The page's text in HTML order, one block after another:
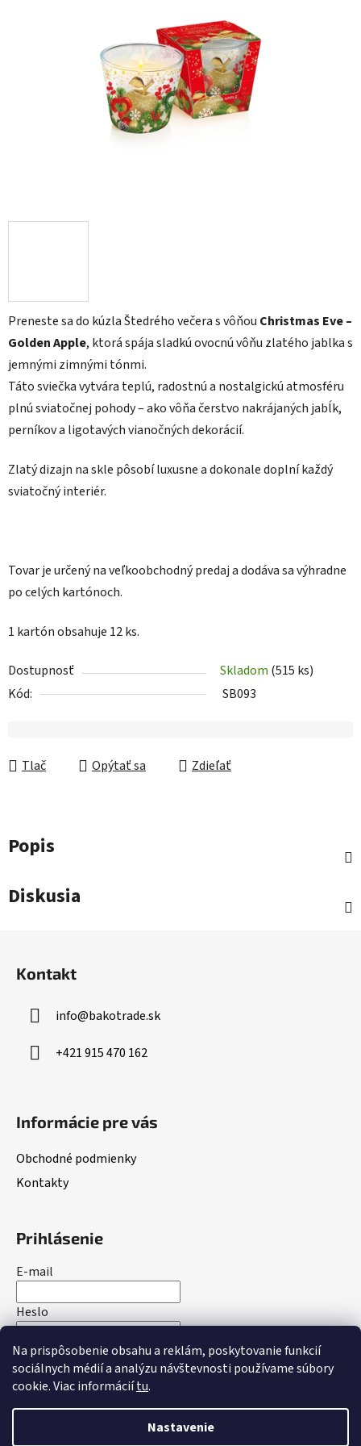
Na prispôsobenie obsahu a reklám, poskytovanie funkcií
sociálnych médií a analýzu návštevnosti používame súbory
cookie. Viac informáciítu.
Nastavenie
Preneste sa do kúzla Štedrého večera s vôňou Christmas Eve –
Golden Apple, ktorá spája sladkú ovocnú vôňu zlatého jablka s
jemnými zimnými tónmi.
Táto sviečka vytvára teplú, radostnú a nostalgickú atmosféru
plnú sviatočnej pohody – ako vôňa čerstvo nakrájaných jabĺk,
perníkov a ligotavých vianočných dekorácií.
Zlatý dizajn na skle pôsobí luxusne a dokonale doplní každý
sviatočný interiér.
Tovar je určený na veľkoobchodný predaj a dodáva sa výhradne
po celých kartónoch.
1 kartón obsahuje 12 ks.
Dostupnosť Skladom (515 ks)
Kód:
SB093
Tlač Opýtať sa Zdieľať
Popis
Diskusia
Kontakt
info@bakotrade.sk
+421 915 470 162
Informácie pre vás
Obchodné podmienky
Kontakty
Prihlásenie
E-mail
Heslo
PRIHLÁSIŤ SA
Nová registráciaZabudnuté heslo